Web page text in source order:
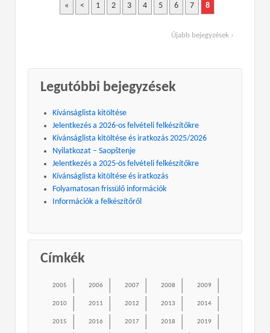
« < 1 2 3 4 5 6 7 8
Újabb bejegyzések ›
Legutóbbi bejegyzések
Kívánságlista kitöltése
Jelentkezés a 2026-os felvételi felkészítőkre
Kívánságlista kitöltése és iratkozás 2025/2026
Nyilatkozat – Saopštenje
Jelentkezés a 2025-ös felvételi felkészítőkre
Kívánságlista kitöltése és iratkozás
Folyamatosan frissülő információk
Információk a felkészítőről
Címkék
2005 2006 2007 2008 2009
2010 2011 2012 2013 2014
2015 2016 2017 2018 2019